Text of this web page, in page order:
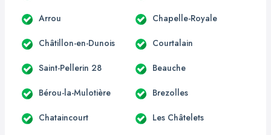
Arrou Chapelle-Royale
Châtillon-en-Dunois Courtalain
Saint-Pellerin 28 Beauche
Bérou-la-Mulotière Brezolles
Chataincourt Les Châtelets